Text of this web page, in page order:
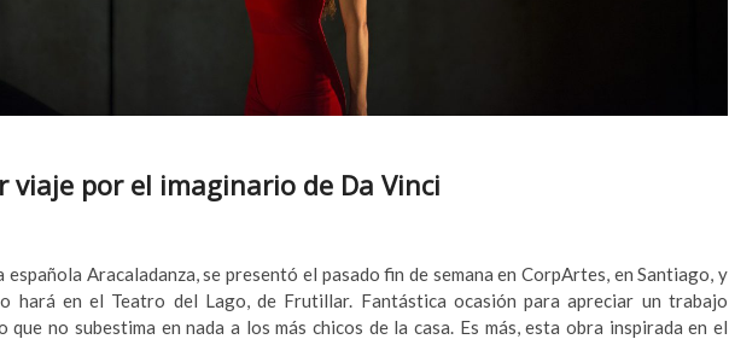
viaje por el imaginario de Da Vinci
española Aracaladanza, se presentó el pasado fin de semana en CorpArtes, en Santiago, y
hará en el Teatro del Lago, de Frutillar. Fantástica ocasión para apreciar un trabajo
no subestima en nada a los más chicos de la casa. Es más, esta obra inspirada en el